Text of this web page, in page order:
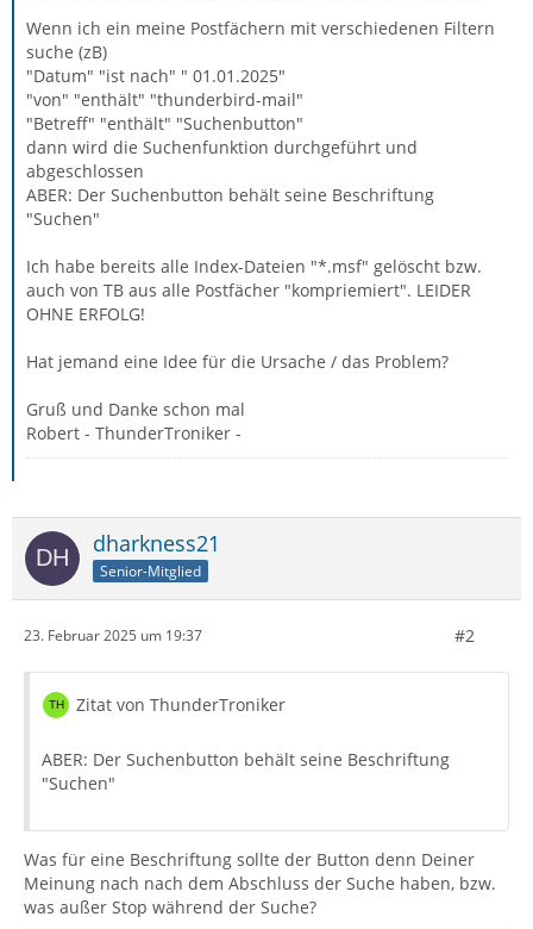
Wenn ich ein meine Postfächern mit verschiedenen Filtern
suche (zB)
"Datum" "ist nach" " 01.01.2025"
"von" "enthält" "thunderbird-mail"
"Betreff" "enthält" "Suchenbutton"
dann wird die Suchenfunktion durchgeführt und
abgeschlossen
ABER: Der Suchenbutton behält seine Beschriftung
"Suchen"
Ich habe bereits alle Index-Dateien "*.msf" gelöscht bzw.
auch von TB aus alle Postfächer "kompriemiert". LEIDER
OHNE ERFOLG!
Hat jemand eine Idee für die Ursache / das Problem?
Gruß und Danke schon mal
Robert - ThunderTroniker -
dharkness21
Senior-Mitglied
23. Februar 2025 um 19:37 #2
Zitat von ThunderTroniker
ABER: Der Suchenbutton behält seine Beschriftung
"Suchen"
Was für eine Beschriftung sollte der Button denn Deiner
Meinung nach nach dem Abschluss der Suche haben, bzw.
was außer Stop während der Suche?